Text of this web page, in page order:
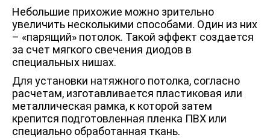
Небольшие прихожие можно зрительно
увеличить несколькими способами. Один из них
– «парящий» потолок. Такой эффект создается
за счет мягкого свечения диодов в
специальных нишах.
Для установки натяжного потолка, согласно
расчетам, изготавливается пластиковая или
металлическая рамка, к которой затем
крепится подготовленная пленка ПВХ или
специально обработанная ткань.